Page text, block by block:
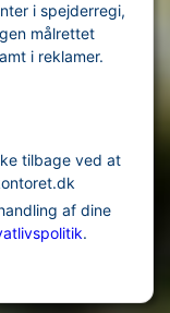
i spejderregi,
målrettet
i reklamer.
tilbage ved at
af dine
.